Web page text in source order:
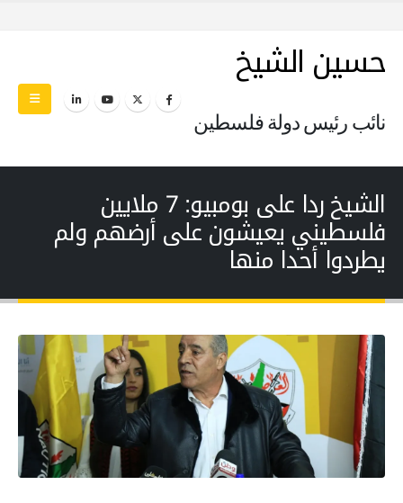
حسين الشيخ
نائب رئيس دولة فلسطين
الشيخ ردا على بومبيو: 7 ملايين
فلسطيني يعيشون على أرضهم ولم
يطردوا أحدا منها